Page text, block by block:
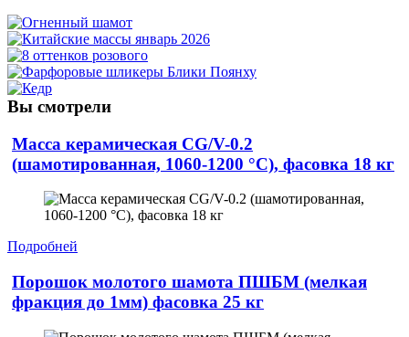
Вы смотрели
Масса керамическая CG/V-0.2
(шамотированная, 1060-1200 °С), фасовка 18 кг
Подробней
Порошок молотого шамота ПШБМ (мелкая
фракция до 1мм) фасовка 25 кг